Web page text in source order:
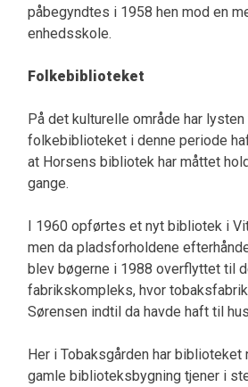
påbegyndtes i 1958 hen mod en
enhedsskole.
Folkebiblioteket
På det kulturelle område har
folkebiblioteket i denne periode
at Horsens bibliotek har måttet
gange.
I 1960 opførtes et nyt bibliotek i
men da pladsforholdene
blev bøgerne i 1988 overflyttet til
fabrikskompleks, hvor
Sørensen indtil da havde haft til
Her i Tobaksgården har biblioteket
gamle biblioteksbygning tjener i